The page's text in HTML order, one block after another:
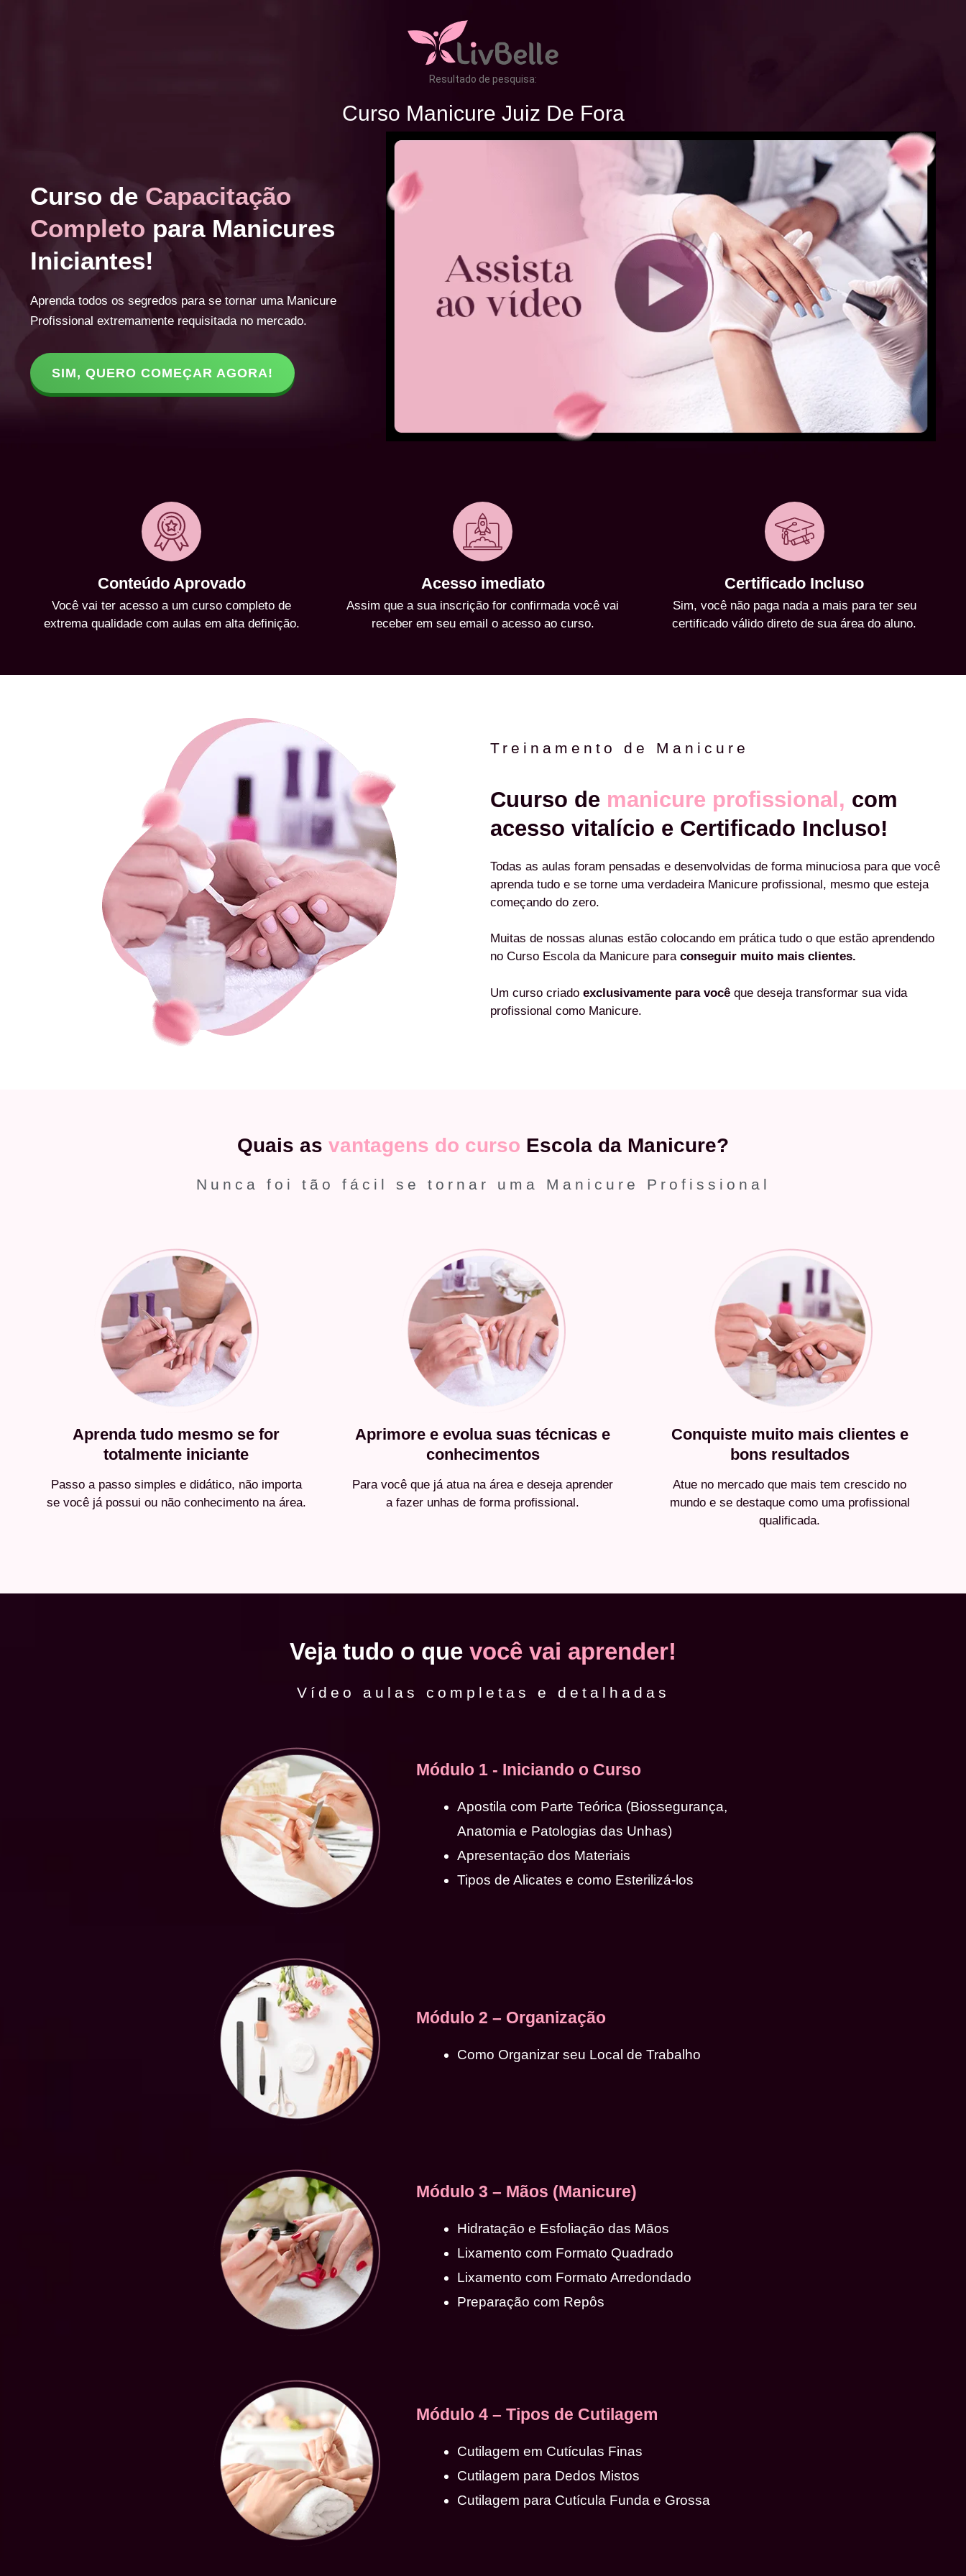
Resultado de pesquisa:
Curso Manicure Juiz De Fora
Curso de Capacitação
Completo para Manicures
Iniciantes!
Aprenda todos os segredos para se tornar uma Manicure
Profissional extremamente requisitada no mercado.
SIM, QUERO COMEÇAR AGORA!
Conteúdo Aprovado
Você vai ter acesso a um curso completo de
extrema qualidade com aulas em alta definição.
Acesso imediato
Assim que a sua inscrição for confirmada você vai
receber em seu email o acesso ao curso.
Certificado Incluso
Sim, você não paga nada a mais para ter seu
certificado válido direto de sua área do aluno.
Treinamento de Manicure
Cuurso de manicure profissional, com
acesso vitalício e Certificado Incluso!
Todas as aulas foram pensadas e desenvolvidas de forma minuciosa para que você
aprenda tudo e se torne uma verdadeira Manicure profissional, mesmo que esteja
começando do zero.
Muitas de nossas alunas estão colocando em prática tudo o que estão aprendendo
no Curso Escola da Manicure para conseguir muito mais clientes.
Um curso criado exclusivamente para você que deseja transformar sua vida
profissional como Manicure.
Quais as vantagens do curso Escola da Manicure?
Nunca foi tão fácil se tornar uma Manicure Profissional
Aprenda tudo mesmo se for
totalmente iniciante
Passo a passo simples e didático, não importa
se você já possui ou não conhecimento na área.
Aprimore e evolua suas técnicas e
conhecimentos
Para você que já atua na área e deseja aprender
a fazer unhas de forma profissional.
Conquiste muito mais clientes e
bons resultados
Atue no mercado que mais tem crescido no
mundo e se destaque como uma profissional
qualificada.
Veja tudo o que você vai aprender!
Vídeo aulas completas e detalhadas
Módulo 1 - Iniciando o Curso
Apostila com Parte Teórica (Biossegurança,
Anatomia e Patologias das Unhas)
Apresentação dos Materiais
Tipos de Alicates e como Esterilizá-los
Módulo 2 – Organização
Como Organizar seu Local de Trabalho
Módulo 3 – Mãos (Manicure)
Hidratação e Esfoliação das Mãos
Lixamento com Formato Quadrado
Lixamento com Formato Arredondado
Preparação com Repôs
Módulo 4 – Tipos de Cutilagem
Cutilagem em Cutículas Finas
Cutilagem para Dedos Mistos
Cutilagem para Cutícula Funda e Grossa